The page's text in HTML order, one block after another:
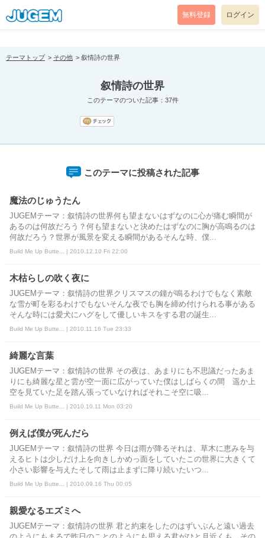
[pear_error: message="Success" code=0 mode=return level=notice
prefix="" info=""]
無料登録 ログイン
テーマトップ その他 叙情詩の世界
叙情詩の世界
このテーマのついた記事：37件
このテーマに投稿された記事
魔法のじゅうたん
JUGEMテーマ：叙情詩の世界何も望まないはずなのに心が痛む瞬間が
あるのは何故だろう？何も望まないと決めたはずなのに胸が高鳴るのは
何故だろう？世界が風景を変える瞬間があるそんな時、僕...
Build Me Up Butte... | 2010.12.10 Fri 22:00
木枯らしの吹く夜に
JUGEMテーマ：叙情詩の世界クリスマスの鐘が鳴るわけでもなく素敵
な雪が町を彩るわけでもないそんな夜でも胸を締め付けられる事がある
そんな時には愛犬にハグをして優しいキスをする君の誕生...
Build Me Up Butte... | 2010.11.16 Tue 23:33
綺麗な言葉
JUGEMテーマ：叙情詩の世界 その夜は、あまりにも不思議だったあま
りにも綺麗な星と雲が空一面に広がっていた僕はしばらくの間 遥か上
空を見ていた足を踏ん張っていなければそれこそ空に吸...
Build Me Up Butte... | 2010.10.11 Mon 03:20
例えば僕が死んだら
JUGEMテーマ：叙情詩の世界 今日は雨が降るそれは、草木に恵みを与
えるヒトは少しだけ上を向きしかめっ面をしていたこの世界に大きくて
小さい影響を与えたそして雨は止まずに降り続いたいつ...
Build Me Up Butte... | 2010.09.16 Thu 00:05
親愛なるエズミへ
JUGEMテーマ：叙情詩の世界 君と約束をしたのはずいぶんと遠い過去